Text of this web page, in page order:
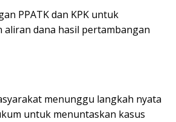
PPATK dan KPK untuk
aliran dana hasil pertambangan
menunggu langkah nyata
untuk menuntaskan kasus